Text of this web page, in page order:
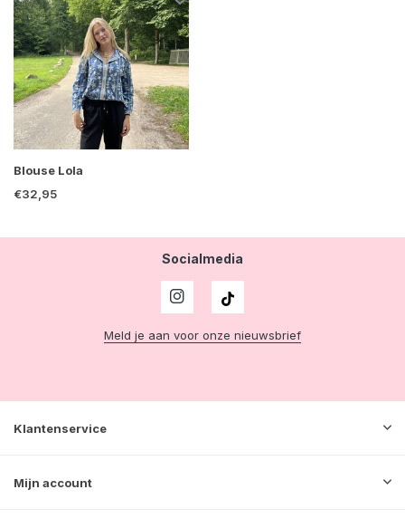
Blouse Lola
€32,95
Socialmedia
Meld je aan voor onze nieuwsbrief
Klantenservice
Mijn account